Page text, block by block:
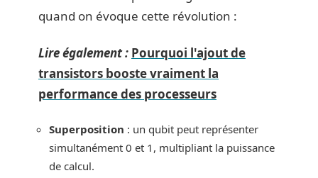
quand on évoque cette révolution :
Lire également : Pourquoi l'ajout de
transistors booste vraiment la
performance des processeurs
Superposition : un qubit peut représenter
simultanément 0 et 1, multipliant la puissance
de calcul.